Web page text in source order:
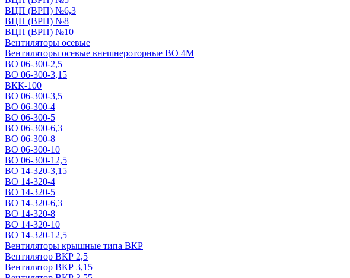
ВЦП (ВРП) №6,3
ВЦП (ВРП) №8
ВЦП (ВРП) №10
Вентиляторы осевые
Вентиляторы осевые внешнероторные ВО 4М
ВО 06-300-2,5
ВО 06-300-3,15
ВКК-100
ВО 06-300-3,5
ВО 06-300-4
ВО 06-300-5
ВО 06-300-6,3
ВО 06-300-8
ВО 06-300-10
ВО 06-300-12,5
ВО 14-320-3,15
ВО 14-320-4
ВО 14-320-5
ВО 14-320-6,3
ВО 14-320-8
ВО 14-320-10
ВО 14-320-12,5
Вентиляторы крышные типа ВКР
Вентилятор ВКР 2,5
Вентилятор ВКР 3,15